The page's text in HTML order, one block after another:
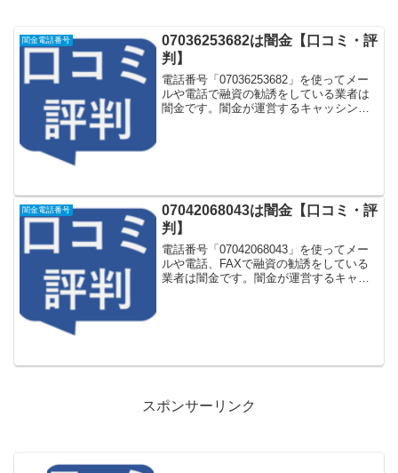
闇金電話番号
07036253682は闇金【口コミ・評
判】
電話番号「07036253682」を使ってメー
ルや電話で融資の勧誘をしている業者は
闇金です。闇金が運営するキャッシング
闇金電話番号
07042068043は闇金【口コミ・評
判】
電話番号「07042068043」を使ってメー
ルや電話、FAXで融資の勧誘をしている
業者は闇金です。闇金が運営するキャッ
スポンサーリンク